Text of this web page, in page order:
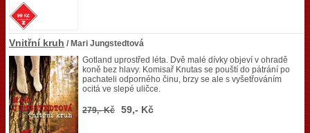
Vnitřní kruh / Mari Jungstedtová
Gotland uprostřed léta. Dvě malé dívky objeví v ohradě
koně bez hlavy. Komisař Knutas se pouští do pátrání po
pachateli odporného činu, brzy se ale s vyšetřováním
ocitá ve slepé uličce.
279,- Kč 59,- Kč